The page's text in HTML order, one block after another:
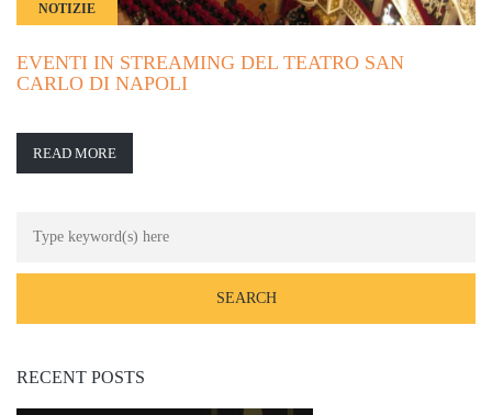
NOTIZIE
EVENTI IN STREAMING DEL TEATRO SAN
CARLO DI NAPOLI
READ MORE
RECENT POSTS